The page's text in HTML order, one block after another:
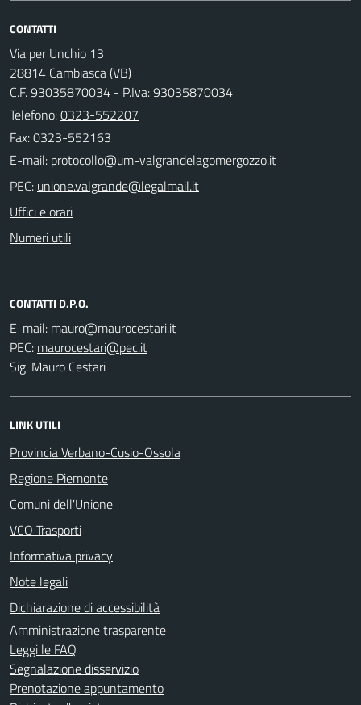
CONTATTI
Via per Unchio 13
28814 Cambiasca (VB)
C.F. 93035870034 - P.Iva: 93035870034
Telefono:0323-552207
Fax: 0323-552163
E-mail:
PEC:
Uffici e orari
Numeri utili
CONTATTI D.P.O.
E-mail:
PEC:
Sig. Mauro Cestari
LINK UTILI
Provincia Verbano-Cusio-Ossola
Regione Piemonte
Comuni dell'Unione
VCO Trasporti
Informativa privacy
Note legali
Dichiarazione di accessibilità
Amministrazione trasparente
Leggi le FAQ
Segnalazione disservizio
Prenotazione appuntamento